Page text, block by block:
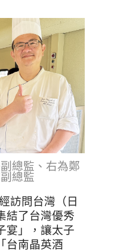
總監、右為鄭
總監
訪問台灣（日
結了台灣優秀
宴」，讓太子
台南晶英酒